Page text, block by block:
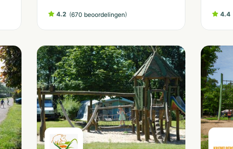
4.2 (670 beoordelingen) 4.4